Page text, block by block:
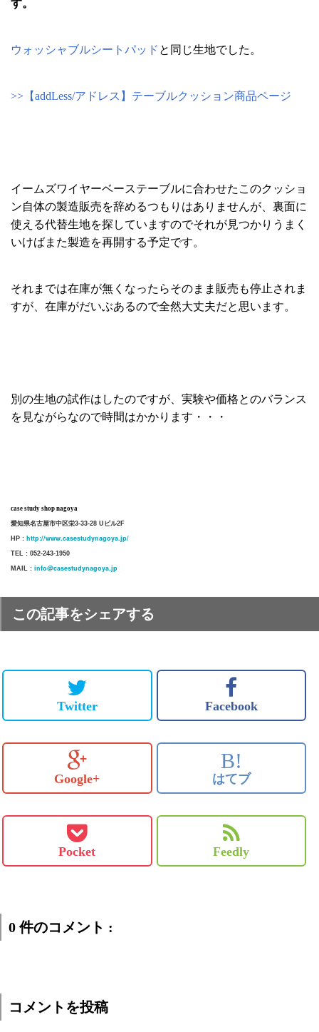
す。
ウォッシャブルシートパッド と同じ生地でした。
>>【addLess/アドレス】テーブルクッション商品ページ
イームズワイヤーベーステーブルに合わせたこのクッショ
ン自体の製造販売を辞めるつもりはありませんが、裏面に
使える代替生地を探していますのでそれが見つかりうまく
いけばまた製造を再開する予定です。
それまでは在庫が無くなったらそのまま販売も停止されま
すが、在庫がだいぶあるので全然大丈夫だと思います。
別の生地の試作はしたのですが、実験や価格とのバランス
を見ながらなので時間はかかります・・・
case study shop nagoya
愛知県名古屋市中区栄3-33-28 Uビル2F
HP : http://www.casestudynagoya.jp/
TEL : 052-243-1950
MAIL : info@casestudynagoya.jp
この記事をシェアする
Twitter Facebook
Google+
B!
はてブ
Pocket Feedly
0 件のコメント :
コメントを投稿